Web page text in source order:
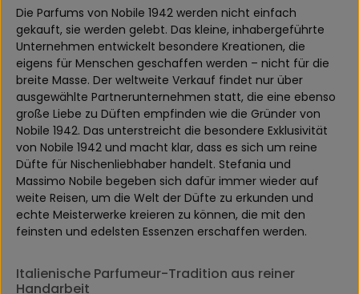
Die Parfums von Nobile 1942 werden nicht einfach
gekauft, sie werden gelebt. Das kleine, inhabergeführte
Unternehmen entwickelt besondere Kreationen, die
eigens für Menschen geschaffen werden – nicht für die
breite Masse. Der weltweite Verkauf findet nur über
ausgewählte Partnerunternehmen statt, die eine ebenso
große Liebe zu Düften empfinden wie die Gründer von
Nobile 1942. Das unterstreicht die besondere Exklusivität
von Nobile 1942 und macht klar, dass es sich um reine
Düfte für Nischenliebhaber handelt. Stefania und
Massimo Nobile begeben sich dafür immer wieder auf
weite Reisen, um die Welt der Düfte zu erkunden und
echte Meisterwerke kreieren zu können, die mit den
feinsten und edelsten Essenzen erschaffen werden.
Italienische Parfumeur-Tradition aus reiner
Handarbeit